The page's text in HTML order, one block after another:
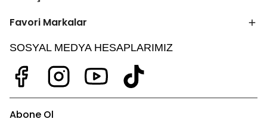
Favori Markalar
SOSYAL MEDYA HESAPLARIMIZ
Abone Ol